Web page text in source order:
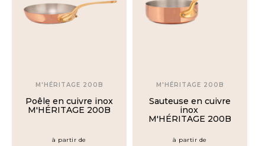
M'HÉRITAGE 200B
Poêle en cuivre inox
M'HÉRITAGE 200B
à partir de
M'HÉRITAGE 200B
Sauteuse en cuivre
inox
M'HÉRITAGE 200B
à partir de